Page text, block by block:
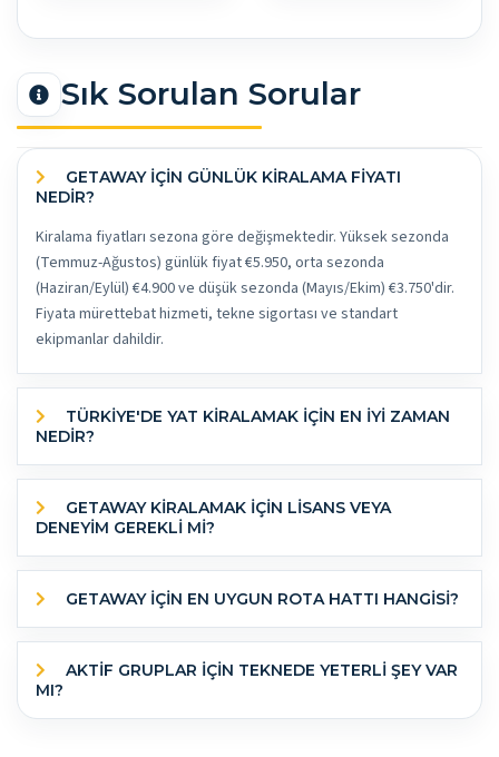
Sık Sorulan Sorular
NEDİR?
Kiralama fiyatları sezona göre değişmektedir. Yüksek sezonda
(Temmuz-Ağustos) günlük fiyat €5.950, orta sezonda
(Haziran/Eylül) €4.900 ve düşük sezonda (Mayıs/Ekim) €3.750'dir.
Fiyata mürettebat hizmeti, tekne sigortası ve standart
ekipmanlar dahildir.
NEDİR?
DENEYİM GEREKLİ Mİ?
GETAWAY IÇIN EN UYGUN ROTA HATTI HANGISI?
MI?